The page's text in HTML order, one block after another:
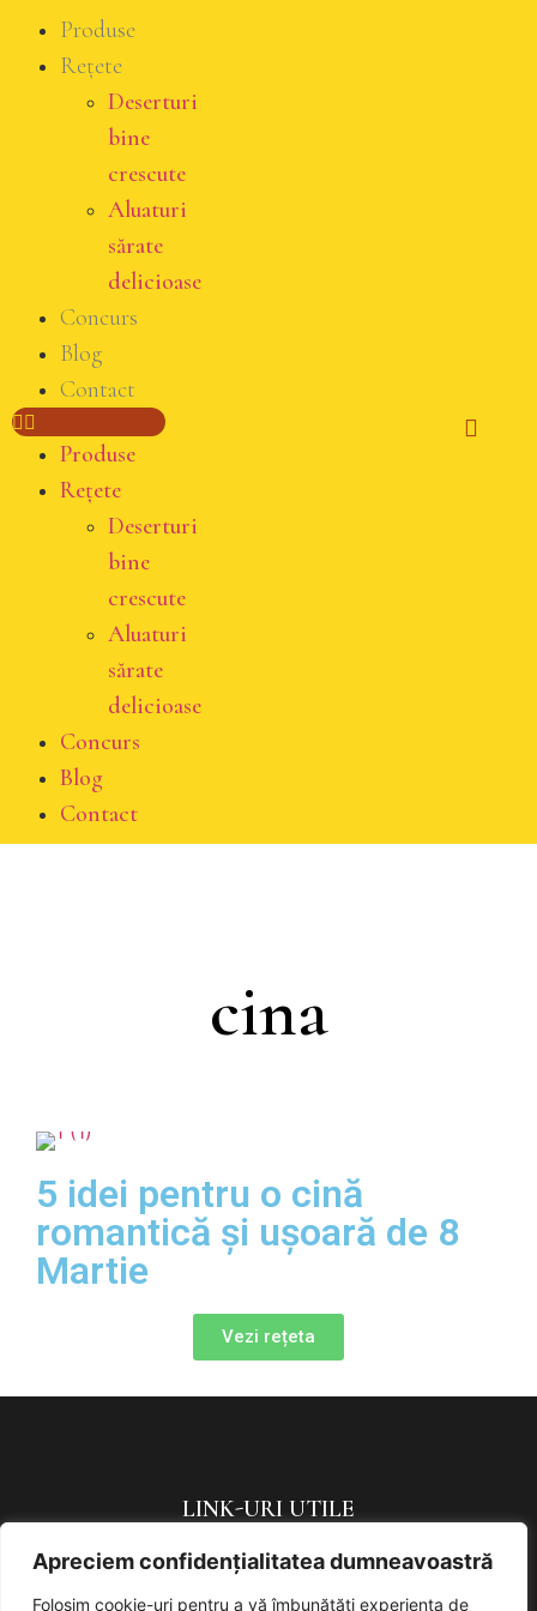
Apreciem confidențialitatea dumneavoastră
Folosim cookie-uri pentru a vă îmbunătăți experiența de
Produse
Rețete
Deserturi
bine
crescute
Aluaturi
sărate
delicioase
Concurs
Blog
Contact
Produse
Rețete
Deserturi
bine
crescute
Aluaturi
sărate
delicioase
Concurs
Blog
Contact
cina
5 idei pentru o cină
romantică și ușoară de 8
Martie
Vezi rețeta
LINK-URI UTILE
Politica de confidențialitate
Politică de cookies